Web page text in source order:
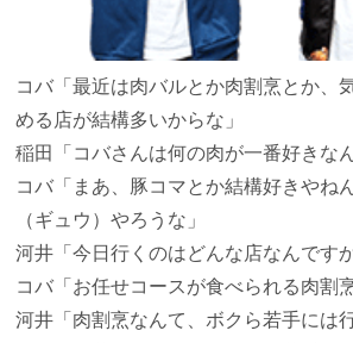
コバ 「最近は肉バルとか肉割烹とか、
める店が結構多いからな」
稲田
「コバさんは何の肉が一番好きな
コバ 「まあ、豚コマとか結構好きやね
（ギュウ）やろうな」
河井 「今日行くのはどんな店なんです
コバ 「お任せコースが食べられる肉割
河井 「肉割烹なんて、ボクら若手には